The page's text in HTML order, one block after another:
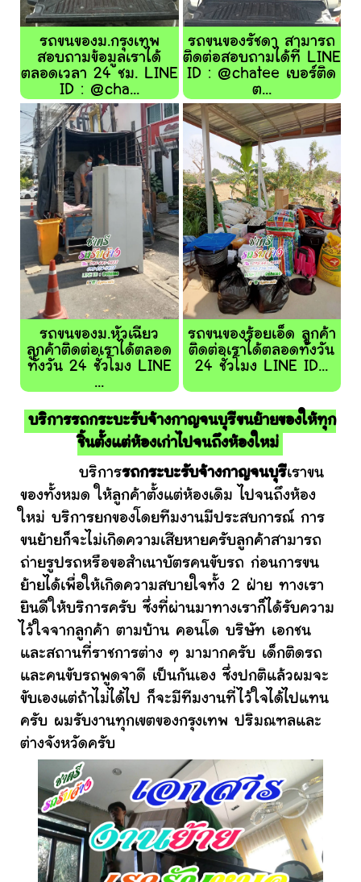
รถขนของม.กรุงเทพ
สอบถามข้อมูลเราได้
ตลอดเวลา 24 ชม. LINE
ID : @cha...
รถขนของรัชดา สามารถ
ติดต่อสอบถามได้ที่ LINE
ID : @chatee เบอร์ติด
ต...
รถขนของม.หัวเฉียว
ลูกค้าติดต่อเราได้ตลอด
ทั้งวัน 24 ชั่วโมง LINE
...
รถขนของร้อยเอ็ด ลูกค้า
ติดต่อเราได้ตลอดทั้งวัน
24 ชั่วโมง LINE ID...
บริการรถกระบะรับจ้างกาญจนบุรีขนย้ายของให้ทุก
ชิ้นตั้งแต่ห้องเก่าไปจนถึงห้องใหม่
บริการรถกระบะรับจ้างกาญจนบุรีเราขน
ของทั้งหมด ให้ลูกค้าตั้งแต่ห้องเดิม ไปจนถึงห้อง
ใหม่ บริการยกของโดยทีมงานมีประสบการณ์ การ
ขนย้ายก็จะไม่เกิดความเสียหายครับลูกค้าสามารถ
ถ่ายรูปรถหรือขอสำเนาบัตรคนขับรถ ก่อนการขน
ย้ายได้เพื่อให้เกิดความสบายใจทั้ง 2 ฝ่าย ทางเรา
ยินดีให้บริการครับ ซึ่งที่ผ่านมาทางเราก็ได้รับความ
ไว้ใจจากลูกค้า ตามบ้าน คอนโด บริษัท เอกชน
และสถานที่ราชการต่าง ๆ มามากครับ เด็กติดรถ
และคนขับรถพูดจาดี เป็นกันเอง ซึ่งปกติแล้วผมจะ
ขับเองแต่ถ้าไม่ได้ไป ก็จะมีทีมงานที่ไว้ใจได้ไปแทน
ครับ ผมรับงานทุกเขตของกรุงเทพ ปริมณฑลและ
ต่างจังหวัดครับ